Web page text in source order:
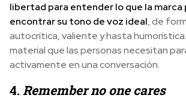
libertad para entender lo que la marca
encontrar su tono de voz ideal, de
autocrítica, valiente y hasta
material que las personas necesitan
activamente en una conversación.
4. Remember no one cares